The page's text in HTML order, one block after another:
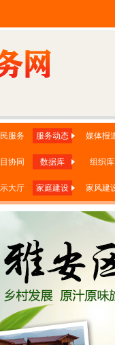
服务 服务动态 媒体报
协同 数据库 组织库
大厅 家庭建设 家风建